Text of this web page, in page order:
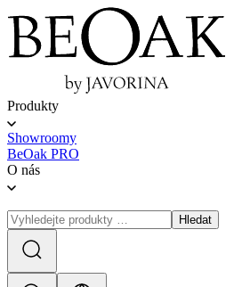
Produkty
Showroomy
BeOak PRO
O nás
Hledat